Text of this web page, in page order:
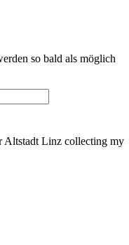
so bald als möglich
Altstadt Linz collecting my